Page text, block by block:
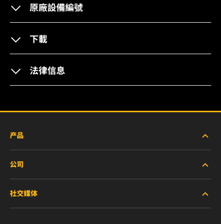
原廠設備編號
下載
法律信息
产品
停产/替代产品
公司
社交媒体